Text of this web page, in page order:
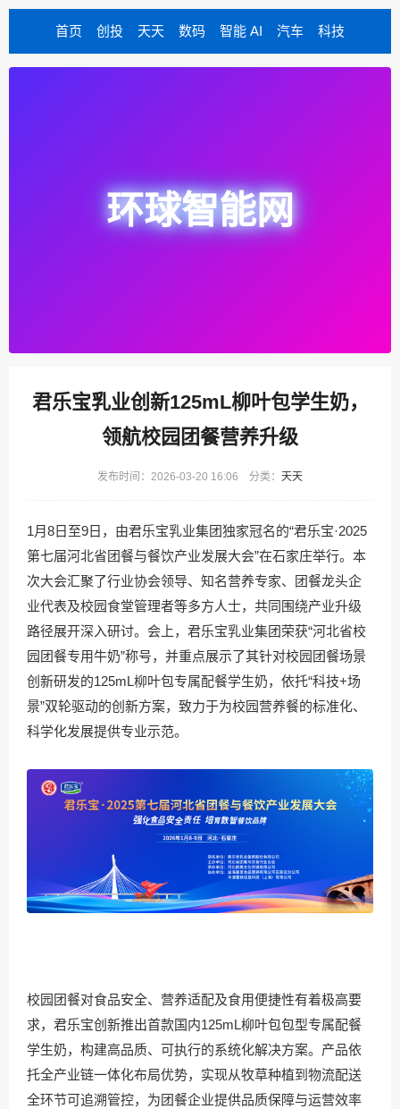
首页 创投 天天 数码 智能 AI 汽车 科技
环球智能网
君乐宝乳业创新125mL柳叶包学生奶，
领航校园团餐营养升级
发布时间：2026-03-20 16:06 分类： 天天
1月8日至9日，由君乐宝乳业集团独家冠名的“君乐宝·2025
第七届河北省团餐与餐饮产业发展大会”在石家庄举行。本
次大会汇聚了行业协会领导、知名营养专家、团餐龙头企
业代表及校园食堂管理者等多方人士，共同围绕产业升级
路径展开深入研讨。会上，君乐宝乳业集团荣获“河北省校
园团餐专用牛奶”称号，并重点展示了其针对校园团餐场景
创新研发的125mL柳叶包专属配餐学生奶，依托“科技+场
景”双轮驱动的创新方案，致力于为校园营养餐的标准化、
科学化发展提供专业示范。
校园团餐对食品安全、营养适配及食用便捷性有着极高要
求，君乐宝创新推出首款国内125mL柳叶包包型专属配餐
学生奶，构建高品质、可执行的系统化解决方案。产品依
托全产业链一体化布局优势，实现从牧草种植到物流配送
全环节可追溯管控，为团餐企业提供品质保障与运营效率